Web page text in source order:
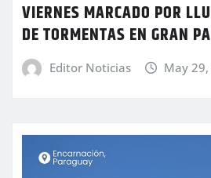
VIERNES MARCADO POR
DE TORMENTAS EN GRAN
Editor Noticias May